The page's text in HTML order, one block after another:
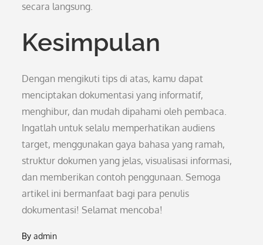
secara langsung.
Kesimpulan
Dengan mengikuti tips di atas, kamu dapat
menciptakan dokumentasi yang informatif,
menghibur, dan mudah dipahami oleh pembaca.
Ingatlah untuk selalu memperhatikan audiens
target, menggunakan gaya bahasa yang ramah,
struktur dokumen yang jelas, visualisasi informasi,
dan memberikan contoh penggunaan. Semoga
artikel ini bermanfaat bagi para penulis
dokumentasi! Selamat mencoba!
Byadmin